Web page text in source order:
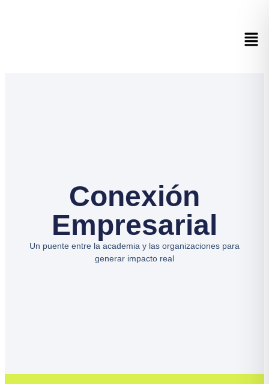
Conexión
Empresarial
Un puente entre la academia y las organizaciones para
generar impacto real